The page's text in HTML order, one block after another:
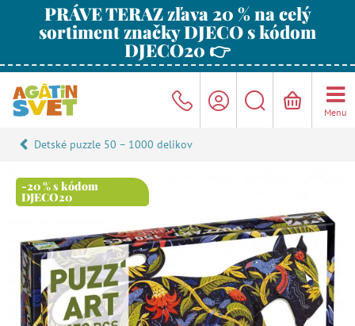
PRÁVE TERAZ zľava 20 % na celý
sortiment značky DJECO s kódom
DJECO20 👉
Menu
Detské puzzle 50 – 1000 delikov
-20 % s kódom
DJECO20